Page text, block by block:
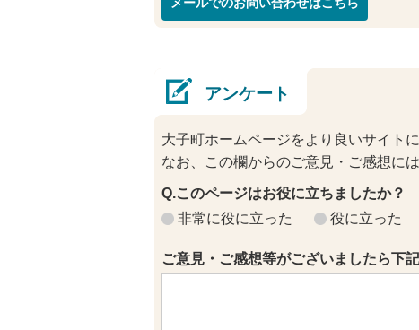
アンケート
大子町ホームページをより良いサイト
なお、この欄からのご意見・ご感想に
Q.このページはお役に立ちましたか？
非常に役に立った
役に立った
ご意見・ご感想等がございましたら下